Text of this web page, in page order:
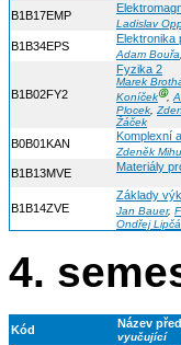
B1B17EMP
Ladislav
B1B34EPS
Elektronika
Adam Bouřa,
B1B02FY2
Fyzika 2
Marek
KoníčekⒼ,
Plocek
Žáček
B0B01KAN
Komplexní
Zdeněk
B1B13MVE Materiály
B1B14ZVE
Základy
Jan Bauer,
Ondřej
4.
Kód Název
vyučující